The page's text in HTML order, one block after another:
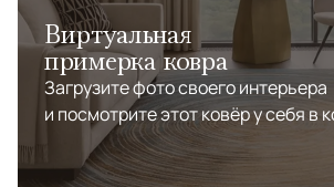
Виртуальная
примерка ковра
Загрузите фото своего интерьера
и посмотрите этот ковёр у себя в